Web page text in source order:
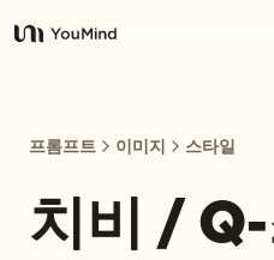
YouMind
프롬프트 이미지 스타일
치비 /